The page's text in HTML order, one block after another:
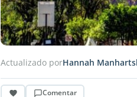
Actualizado porHannah
Comentar